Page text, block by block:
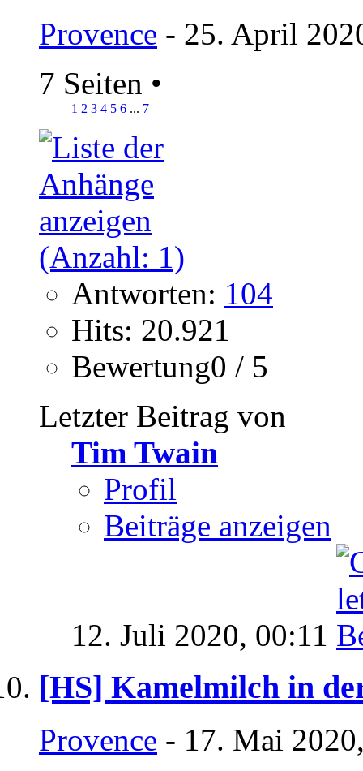
Provence - 25. April
7 Seiten •
1 2 3 4 5 6 ... 7
Antworten: 104
Hits: 20.921
Bewertung0 / 5
Letzter Beitrag von
Tim Twain
Profil
Beiträge anzeigen
12. Juli 2020, 00:11
[HS] Kamelmilch in
Provence - 17. Mai